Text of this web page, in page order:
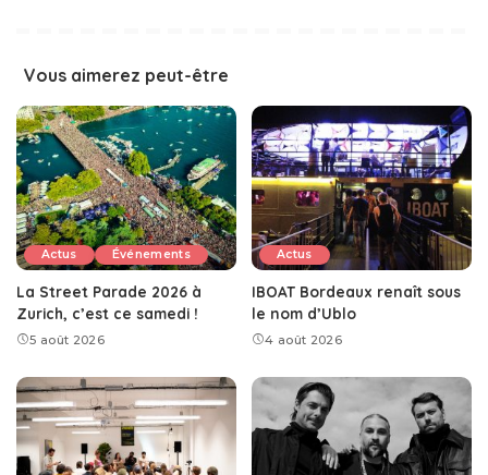
Vous aimerez peut-être
Actus Événements
La Street Parade 2026 à
Zurich, c’est ce samedi !
5 août 2026
Actus
IBOAT Bordeaux renaît sous
le nom d’Ublo
4 août 2026